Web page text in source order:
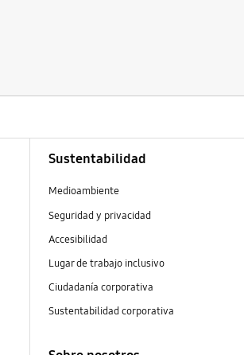
Sustentabilidad
Medioambiente
Seguridad y privacidad
Accesibilidad
Lugar de trabajo inclusivo
Ciudadanía corporativa
Sustentabilidad corporativa